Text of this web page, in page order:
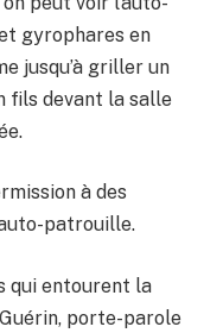
gyrophares en
jusqu’à griller un
fils devant la salle
à des
patrouille.
qui entourent la
porte-parole